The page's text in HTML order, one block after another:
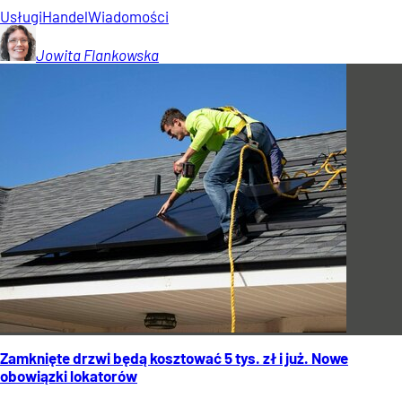
UsługiHandelWiadomości
Jowita Flankowska
Zamknięte drzwi będą kosztować 5 tys. zł i już. Nowe
obowiązki lokatorów